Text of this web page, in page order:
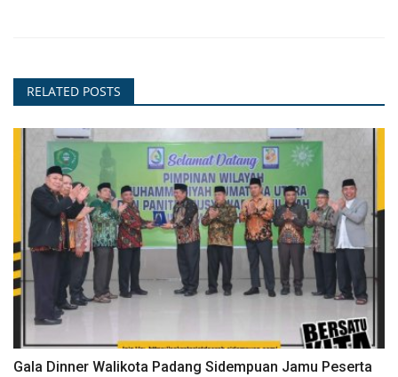
RELATED POSTS
Gala Dinner Walikota Padang Sidempuan Jamu Peserta